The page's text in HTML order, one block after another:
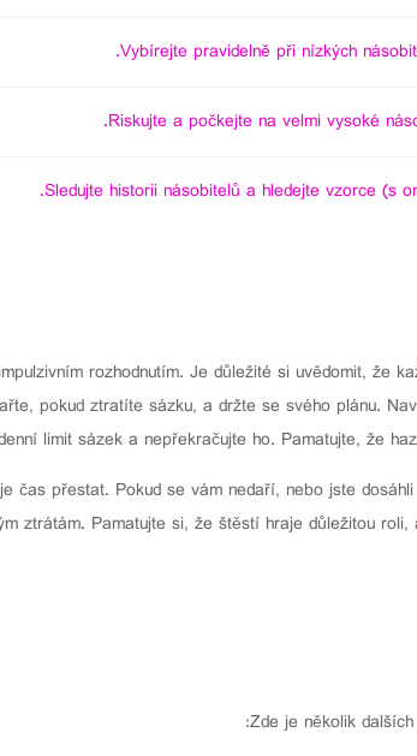
Vybírejte pravidelně při nízkých
Riskujte a počkejte na velmi vysoké
Sledujte historii násobitelů a hledejte vzorce (s
rozhodnutím. Je důležité si uvědomit, že
pokud ztratíte sázku, a držte se svého plánu.
limit sázek a nepřekračujte ho. Pamatujte, že
čas přestat. Pokud se vám nedaří, nebo jste
ztrátám. Pamatujte si, že štěstí hraje důležitou
Zde je několik